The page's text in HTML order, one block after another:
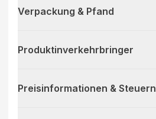
Verpackung & Pfand
Produktinverkehrbringer
Preisinformationen & Steuern